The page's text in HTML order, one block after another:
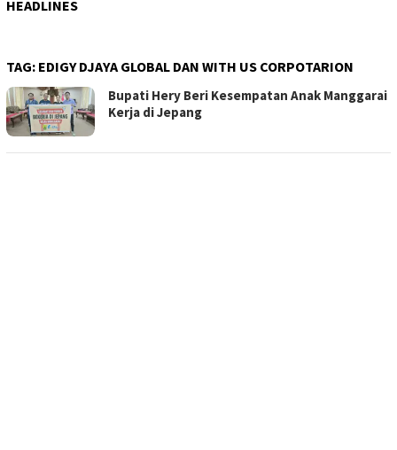
HEADLINES
TAG: EDIGY DJAYA GLOBAL DAN WITH US CORPOTARION
Bupati Hery Beri Kesempatan Anak Manggarai
Kerja di Jepang